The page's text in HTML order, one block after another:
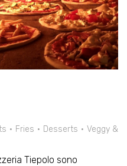
Fries Desserts
Veggy &
Tiepolo sono